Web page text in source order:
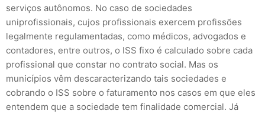
serviços autônomos. No caso de sociedades
uniprofissionais, cujos profissionais exercem profissões
legalmente regulamentadas, como médicos, advogados e
contadores, entre outros, o ISS fixo é calculado sobre cada
profissional que constar no contrato social. Mas os
municípios vêm descaracterizando tais sociedades e
cobrando o ISS sobre o faturamento nos casos em que eles
entendem que a sociedade tem finalidade comercial. Já